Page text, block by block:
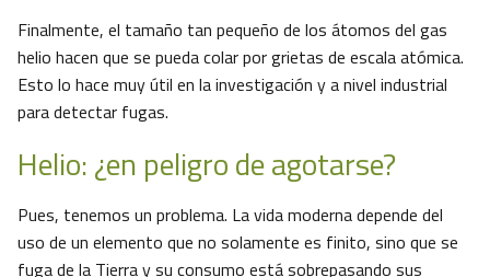
Finalmente, el tamaño tan pequeño de los átomos del gas
helio hacen que se pueda colar por grietas de escala atómica.
Esto lo hace muy útil en la investigación y a nivel industrial
para detectar fugas.
Helio: ¿en peligro de agotarse?
Pues, tenemos un problema. La vida moderna depende del
uso de un elemento que no solamente es finito, sino que se
fuga de la Tierra y su consumo está sobrepasando sus